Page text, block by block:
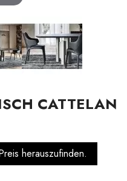
CATTELAN
herauszufinden.